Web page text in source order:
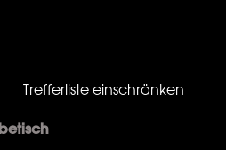
Trefferliste einschränken